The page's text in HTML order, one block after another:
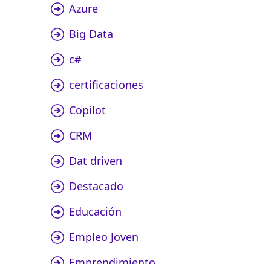
Azure
Big Data
c#
certificaciones
Copilot
CRM
Dat driven
Destacado
Educación
Empleo Joven